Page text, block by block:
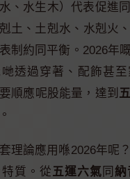
、水生木）代表促進
剋土、土剋水、水剋火
制約同平衡。2026年
透過穿著、配飾甚
順應呢股能量，達到
理論應用喺2026年呢
質。從五運六氣 同 納